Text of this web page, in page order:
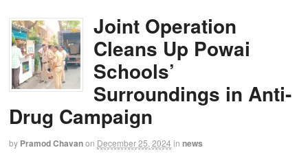
Joint Operation
Cleans Up Powai
Schools’
Surroundings in Anti-
Drug Campaign
by Pramod Chavanon December 25, 2024 in news